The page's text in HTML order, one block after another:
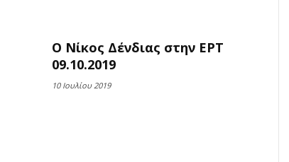
Ο Νίκος Δένδιας στην ΕΡΤ
09.10.2019
10 Ιουλίου 2019